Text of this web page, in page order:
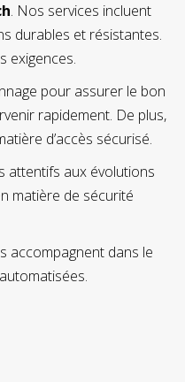
. Nos services incluent
durables et résistantes.
exigences.
pour assurer le bon
rapidement. De plus,
d’accès sécurisé.
attentifs aux évolutions
matière de sécurité
accompagnent dans le